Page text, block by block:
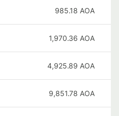
985.18 AOA
1,970.36 AOA
4,925.89 AOA
9,851.78 AOA